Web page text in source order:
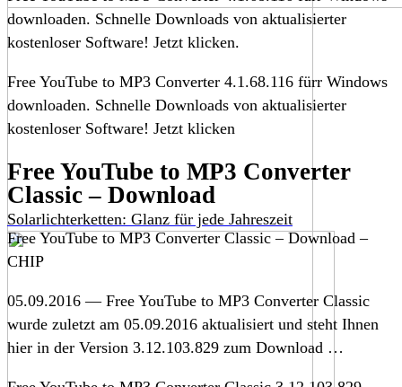
Solarlichterketten: Glanz für jede Jahreszeit
downloaden. Schnelle Downloads von aktualisierter
kostenloser Software! Jetzt klicken.
Free YouTube to MP3 Converter 4.1.68.116 fürr Windows
downloaden. Schnelle Downloads von aktualisierter
kostenloser Software! Jetzt klicken
Free YouTube to MP3 Converter
Classic – Download
Free YouTube to MP3 Converter Classic – Download –
CHIP
05.09.2016 — Free YouTube to MP3 Converter Classic
wurde zuletzt am 05.09.2016 aktualisiert und steht Ihnen
hier in der Version 3.12.103.829 zum Download …